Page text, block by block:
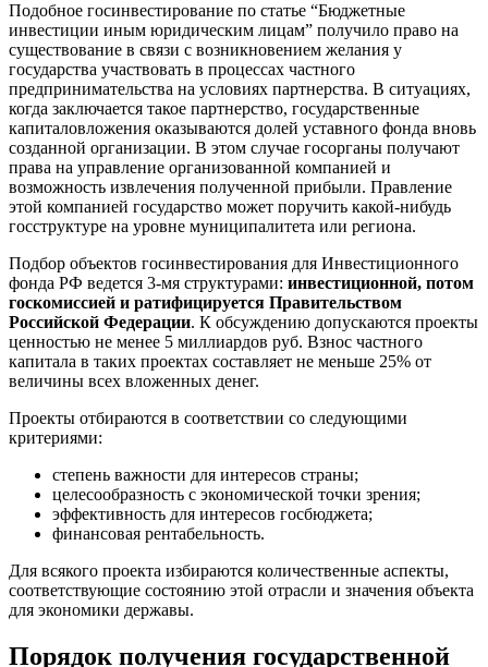
Подобное госинвестирование по статье “Бюджетные
инвестиции иным юридическим лицам” получило право на
существование в связи с возникновением желания у
государства участвовать в процессах частного
предпринимательства на условиях партнерства. В ситуациях,
когда заключается такое партнерство, государственные
капиталовложения оказываются долей уставного фонда вновь
созданной организации. В этом случае госорганы получают
права на управление организованной компанией и
возможность извлечения полученной прибыли. Правление
этой компанией государство может поручить какой-нибудь
госструктуре на уровне муниципалитета или региона.
Подбор объектов госинвестирования для Инвестиционного
фонда РФ ведется 3-мя структурами: инвестиционной, потом
госкомиссией и ратифицируется Правительством
Российской Федерации. К обсуждению допускаются проекты
ценностью не менее 5 миллиардов руб. Взнос частного
капитала в таких проектах составляет не меньше 25% от
величины всех вложенных денег.
Проекты отбираются в соответствии со следующими
критериями:
степень важности для интересов страны;
целесообразность с экономической точки зрения;
эффективность для интересов госбюджета;
финансовая рентабельность.
Для всякого проекта избираются количественные аспекты,
соответствующие состоянию этой отрасли и значения объекта
для экономики державы.
Порядок получения государственной